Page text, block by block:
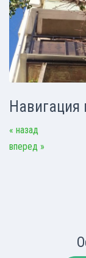
Навигация
« назад
вперед »